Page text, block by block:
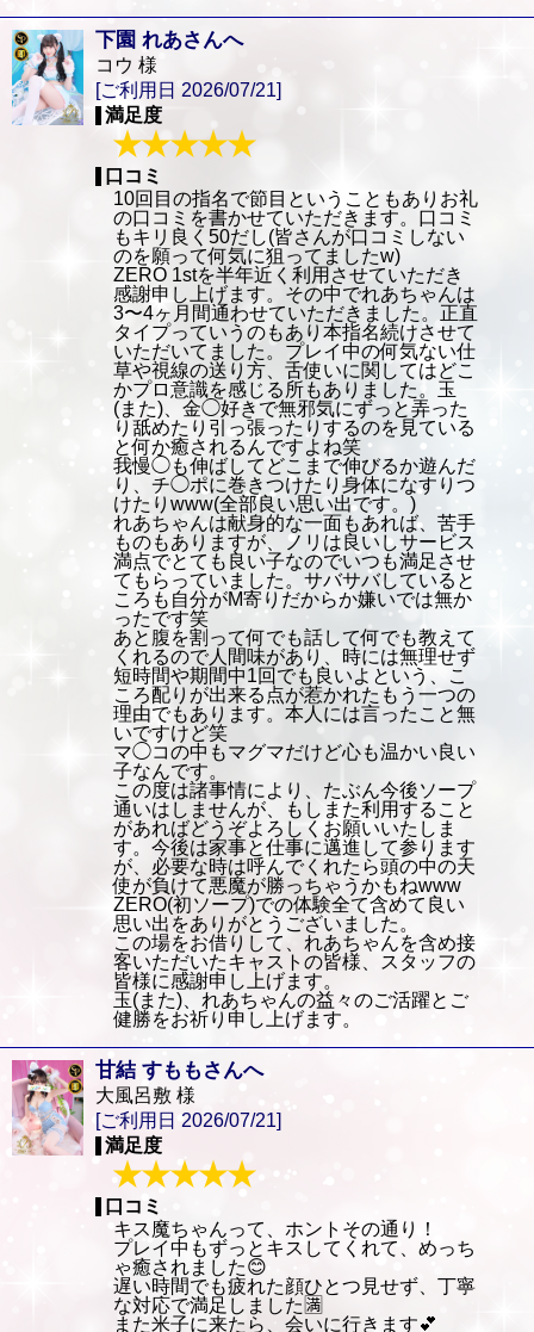
下園 れあさんへ
コウ 様
[ご利用日 2026/07/21]
満足度
口コミ
10回目の指名で節目ということもありお礼
の口コミを書かせていただきます。口コミ
もキリ良く50だし(皆さんが口コミしない
のを願って何気に狙ってましたw)
ZERO 1stを半年近く利用させていただき
感謝申し上げます。その中でれあちゃんは
3〜4ヶ月間通わせていただきました。正直
タイプっていうのもあり本指名続けさせて
いただいてました。プレイ中の何気ない仕
草や視線の送り方、舌使いに関してはどこ
かプロ意識を感じる所もありました。玉
(また)、金◯好きで無邪気にずっと弄った
り舐めたり引っ張ったりするのを見ている
と何か癒されるんですよね笑
我慢◯も伸ばしてどこまで伸びるか遊んだ
り、チ◯ポに巻きつけたり身体になすりつ
けたりwww(全部良い思い出です。)
れあちゃんは献身的な一面もあれば、苦手
ものもありますが、ノリは良いしサービス
満点でとても良い子なのでいつも満足させ
てもらっていました。サバサバしていると
ころも自分がM寄りだからか嫌いでは無か
ったです笑
あと腹を割って何でも話して何でも教えて
くれるので人間味があり、時には無理せず
短時間や期間中1回でも良いよという、こ
ころ配りが出来る点が惹かれたもう一つの
理由でもあります。本人には言ったこと無
いですけど笑
マ◯コの中もマグマだけど心も温かい良い
子なんです。
この度は諸事情により、たぶん今後ソープ
通いはしませんが、もしまた利用すること
があればどうぞよろしくお願いいたしま
す。今後は家事と仕事に邁進して参ります
が、必要な時は呼んでくれたら頭の中の天
使が負けて悪魔が勝っちゃうかもねwww
ZERO(初ソープ)での体験全て含めて良い
思い出をありがとうございました。
この場をお借りして、れあちゃんを含め接
客いただいたキャストの皆様、スタッフの
皆様に感謝申し上げます。
玉(また)、れあちゃんの益々のご活躍とご
健勝をお祈り申し上げます。
甘結 すももさんへ
大風呂敷 様
[ご利用日 2026/07/21]
満足度
口コミ
キス魔ちゃんって、ホントその通り！
プレイ中もずっとキスしてくれて、めっち
ゃ癒されました😊
遅い時間でも疲れた顔ひとつ見せず、丁寧
な対応で満足しました🈵
また米子に来たら、会いに行きます💕